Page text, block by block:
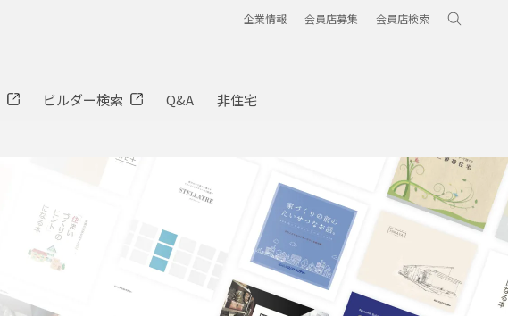
ビルダー検索 Q&A 非住宅
企業情報 会員店募集 会員店検索